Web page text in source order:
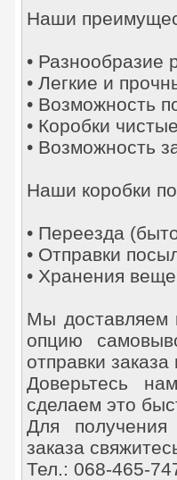
Наши
• Разнообразие
• Легкие и
• Возможность
• Коробки
• Возможность
Наши коробки
• Переезда
• Отправки
• Хранения
Мы доставляем
опцию
отправки
Доверьтесь
сделаем это
Для
заказа
Тел.: 068-465-